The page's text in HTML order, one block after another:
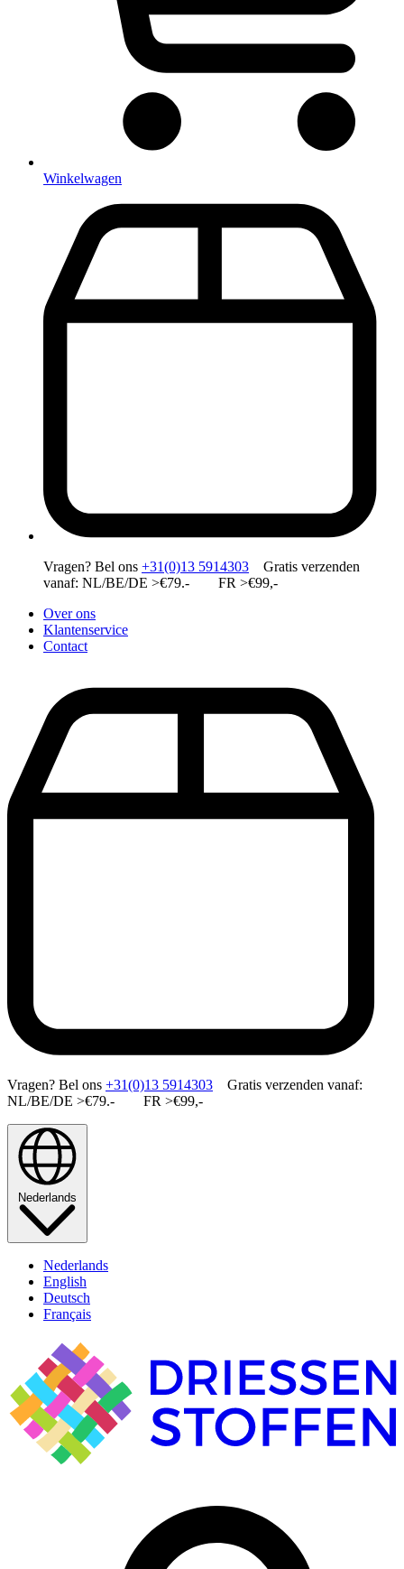
Winkelwagen
Vragen? Bel ons +31(0)13 5914303 Gratis verzenden
vanaf: NL/BE/DE >€79.- FR >€99,-
Over ons
Klantenservice
Contact
Vragen? Bel ons +31(0)13 5914303 Gratis verzenden vanaf:
NL/BE/DE >€79.- FR >€99,-
Nederlands
Nederlands
English
Deutsch
Français